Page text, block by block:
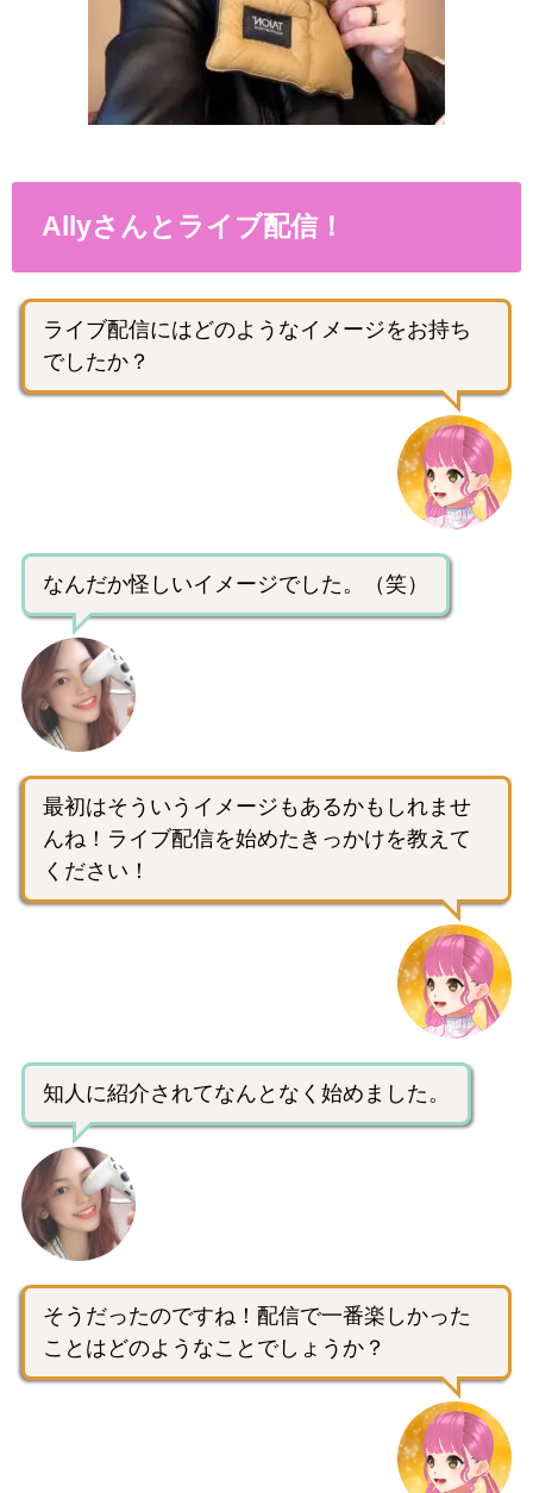
Allyさんとライブ配信！
ライブ配信にはどのようなイメージをお持ち
でしたか？
なんだか怪しいイメージでした。（笑）
最初はそういうイメージもあるかもしれませ
んね！ライブ配信を始めたきっかけを教えて
ください！
知人に紹介されてなんとなく始めました。
そうだったのですね！配信で一番楽しかった
ことはどのようなことでしょうか？